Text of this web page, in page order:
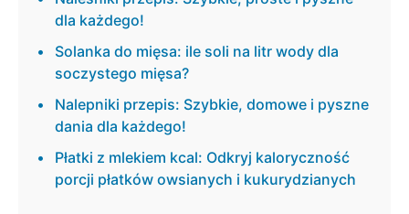
dla każdego!
Solanka do mięsa: ile soli na litr wody dla
soczystego mięsa?
Nalepniki przepis: Szybkie, domowe i pyszne
dania dla każdego!
Płatki z mlekiem kcal: Odkryj kaloryczność
porcji płatków owsianych i kukurydzianych